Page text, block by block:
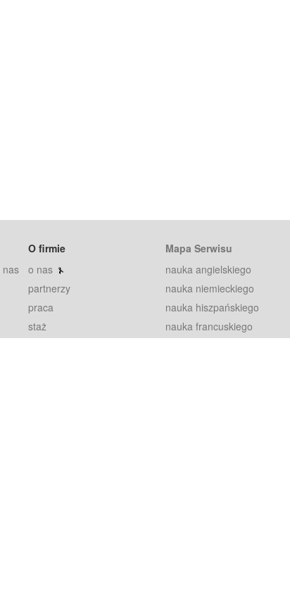
nas
O firmie
o nas
partnerzy
praca
staż
Mapa Serwisu
nauka angielskiego
nauka niemieckiego
nauka hiszpańskiego
nauka francuskiego